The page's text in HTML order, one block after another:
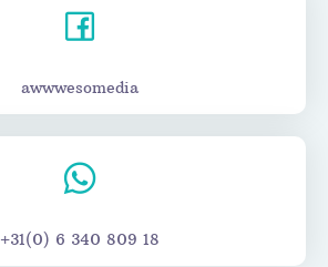
awwwesomedia
+31(0) 6 340 809 18